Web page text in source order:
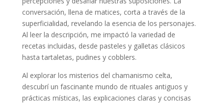
conversación, llena de matices, corta a través de la
superficialidad, revelando la esencia de los personajes.
Al leer la descripción, me impactó la variedad de
recetas incluidas, desde pasteles y galletas clásicos
hasta tartaletas, pudines y cobblers.
Al explorar los misterios del chamanismo celta,
descubrí un fascinante mundo de rituales antiguos y
prácticas místicas, las explicaciones claras y concisas